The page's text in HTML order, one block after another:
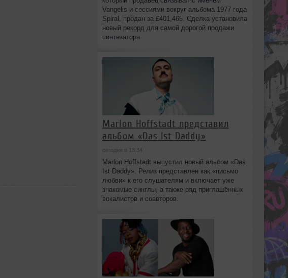
Vangelis и сессиями вокруг альбома 1977 года
Spiral, продан за £401,465. Сделка установила
новый рекорд для самой дорогой продажи
синтезатора.
Marlon Hoffstadt представил
альбом «Das Ist Daddy»
сегодня в 13:34
Marlon Hoffstadt выпустил новый альбом «Das
Ist Daddy». Релиз представлен как «письмо
любви» к его слушателям и включает уже
знакомые синглы, а также ряд приглашённых
вокалистов и соавторов.